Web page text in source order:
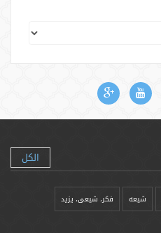
الكل
شيعه فکر، شیعی، یزيد